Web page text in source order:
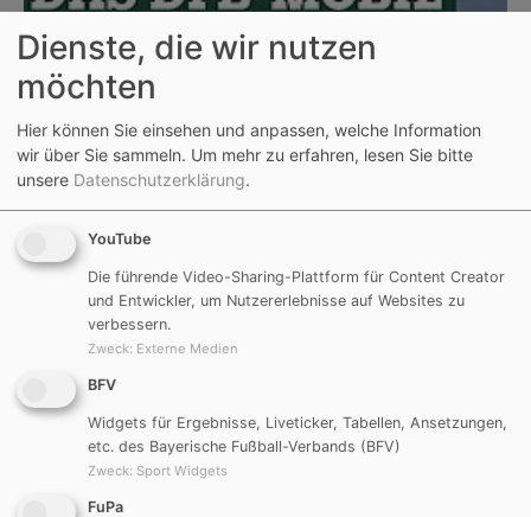
Dienste, die wir nutzen
möchten
Hier können Sie einsehen und anpassen, welche Information
wir über Sie sammeln. Um mehr zu erfahren, lesen Sie bitte
unsere Datenschutzerklärung.
YouTube
Die führende Video-Sharing-Plattform für Content Creator
und Entwickler, um Nutzererlebnisse auf Websites zu
verbessern.
Zweck: Externe Medien
BFV
Widgets für Ergebnisse, Liveticker, Tabellen, Ansetzungen,
etc. des Bayerische Fußball-Verbands (BFV)
Zweck: Sport Widgets
FuPa